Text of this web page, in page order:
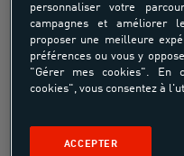
personnaliser votre
campagnes et améliorer
proposer une meilleure
préférences ou vous y
"Gérer mes cookies". En
cookies", vous consentez à
ACCEPTER